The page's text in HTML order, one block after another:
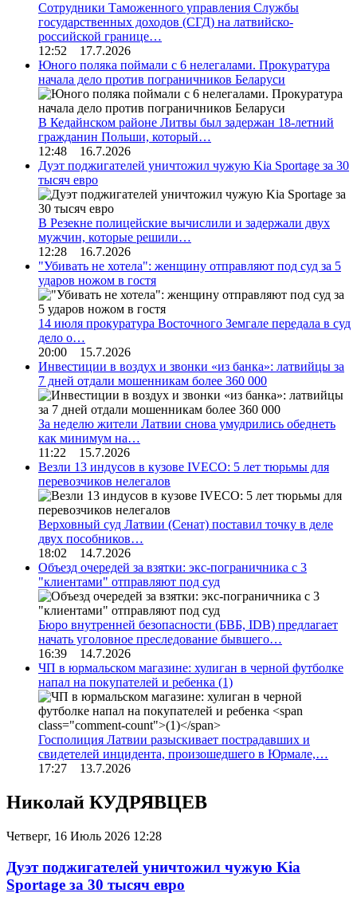
Сотрудники Таможенного управления Службы
государственных доходов (СГД) на латвийско-
российской границе…
12:52 17.7.2026
Юного поляка поймали с 6 нелегалами. Прокуратура
начала дело против пограничников Беларуси
В Кедайнском районе Литвы был задержан 18-летний
гражданин Польши, который…
12:48 16.7.2026
Дуэт поджигателей уничтожил чужую Kia Sportage за 30
тысяч евро
В Резекне полицейские вычислили и задержали двух
мужчин, которые решили…
12:28 16.7.2026
"Убивать не хотела": женщину отправляют под суд за 5
ударов ножом в гостя
14 июля прокуратура Восточного Земгале передала в суд
дело о…
20:00 15.7.2026
Инвестиции в воздух и звонки «из банка»: латвийцы за
7 дней отдали мошенникам более 360 000
За неделю жители Латвии снова умудрились обеднеть
как минимум на…
11:22 15.7.2026
Везли 13 индусов в кузове IVECO: 5 лет тюрьмы для
перевозчиков нелегалов
Верховный суд Латвии (Сенат) поставил точку в деле
двух пособников…
18:02 14.7.2026
Объезд очередей за взятки: экс-пограничника с 3
"клиентами" отправляют под суд
Бюро внутренней безопасности (БВБ, IDB) предлагает
начать уголовное преследование бывшего…
16:39 14.7.2026
ЧП в юрмальском магазине: хулиган в черной футболке
напал на покупателей и ребенка (1)
Госполиция Латвии разыскивает пострадавших и
свидетелей инцидента, произошедшего в Юрмале,…
17:27 13.7.2026
Николай КУДРЯВЦЕВ
Четверг, 16 Июль 2026 12:28
Дуэт поджигателей уничтожил чужую Kia
Sportage за 30 тысяч евро